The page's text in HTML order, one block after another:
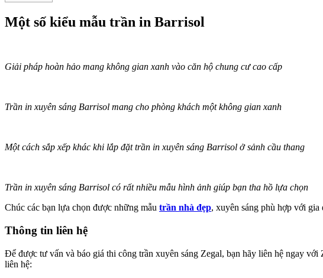
Một số kiểu mẫu trần in Barrisol
Giải pháp hoàn hảo mang không gian xanh vào căn hộ chung cư cao cấp
Trần in xuyên sáng Barrisol mang cho phòng khách một không gian xanh
Một cách sắp xếp khác khi lắp đặt trần in xuyên sáng Barrisol ở sảnh cầu thang
Trần in xuyên sáng Barrisol có rất nhiều mẫu hình ảnh giúp bạn tha hồ lựa chọn
Chúc các bạn lựa chọn được những mẫu trần nhà đẹp, xuyên sáng phù hợp với gia
Thông tin liên hệ
Để được tư vấn và báo giá thi công trần xuyên sáng Zegal, bạn hãy liên hệ ngay
liên hệ: